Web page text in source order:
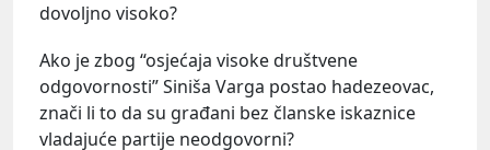
dovoljno visoko?
Ako je zbog “osjećaja visoke društvene
odgovornosti” Siniša Varga postao hadezeovac,
znači li to da su građani bez članske iskaznice
vladajuće partije neodgovorni?